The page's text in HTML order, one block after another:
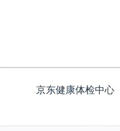
京东健康体检中心